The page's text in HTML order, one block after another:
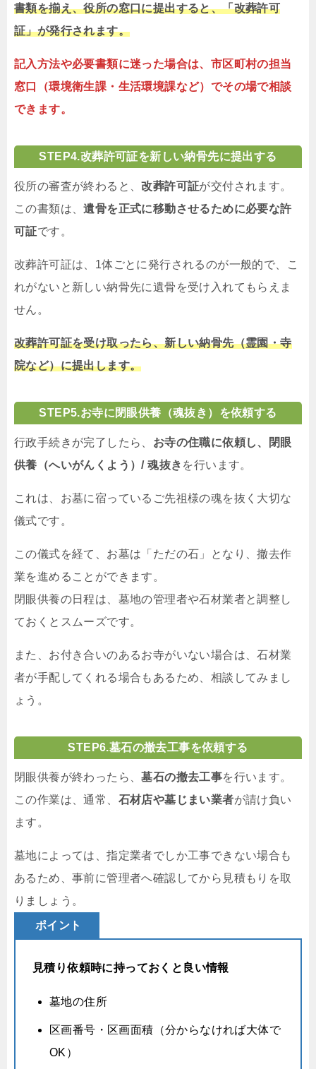
書類を揃え、役所の窓口に提出すると、「改葬許可
証」が発行されます。
記入方法や必要書類に迷った場合は、市区町村の担当
窓口（環境衛生課・生活環境課など）でその場で相談
できます。
STEP4.改葬許可証を新しい納骨先に提出する
役所の審査が終わると、改葬許可証が交付されます。
この書類は、遺骨を正式に移動させるために必要な許
可証です。
改葬許可証は、1体ごとに発行されるのが一般的で、こ
れがないと新しい納骨先に遺骨を受け入れてもらえま
せん。
改葬許可証を受け取ったら、新しい納骨先（霊園・寺
院など）に提出します。
STEP5.お寺に閉眼供養（魂抜き）を依頼する
行政手続きが完了したら、 お寺の住職に依頼し、閉眼
供養（へいがんくよう）/ 魂抜き を行います。
これは、お墓に宿っているご先祖様の魂を抜く大切な
儀式です。
この儀式を経て、お墓は「ただの石」となり、撤去作
業を進めることができます。
閉眼供養の日程は、墓地の管理者や石材業者と調整し
ておくとスムーズです。
また、お付き合いのあるお寺がいない場合は、石材業
者が手配してくれる場合もあるため、相談してみまし
ょう。
STEP6.墓石の撤去工事を依頼する
閉眼供養が終わったら、墓石の撤去工事を行います。
この作業は、通常、 石材店や墓じまい業者が請け負い
ます。
墓地によっては、指定業者でしか工事できない場合も
あるため、事前に管理者へ確認してから見積もりを取
りましょう。
ポイント
見積り依頼時に持っておくと良い情報
墓地の住所
区画番号・区画面積（分からなければ大体で
OK）